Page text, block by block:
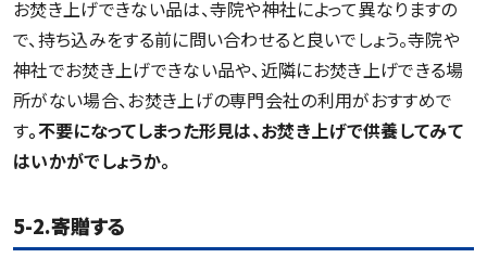
お焚き上げできない品は、寺院や神社によって異なりますの
で、持ち込みをする前に問い合わせると良いでしょう。寺院や
神社でお焚き上げできない品や、近隣にお焚き上げできる場
所がない場合、お焚き上げの専門会社の利用がおすすめで
す。不要になってしまった形見は、お焚き上げで供養してみて
はいかがでしょうか。
5-2.寄贈する